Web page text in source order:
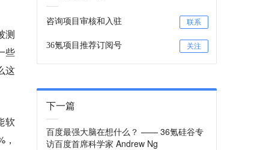
测
些
这
软
咨询项目审核和入驻 联系
36氪项目推荐订阅号 关注
下一篇
百度最强大脑在想什么？ —— 36氪硅谷专
访百度首席科学家 Andrew Ng